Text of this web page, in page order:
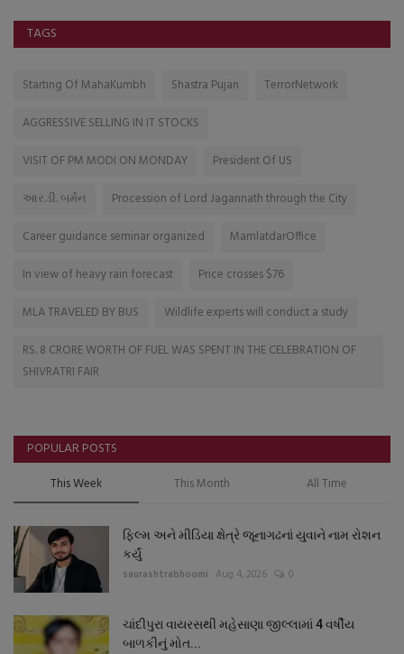
TAGS
Starting Of MahaKumbh Shastra Pujan
TerrorNetwork
AGGRESSIVE SELLING IN IT STOCKS
VISIT OF PM MODI ON MONDAY
President Of US
આર.ડી. બર્મન
Procession of Lord Jagannath through the City
Career guidance seminar organized
MamlatdarOffice
In view of heavy rain forecast
Price crosses $76
MLA TRAVELED BY BUS
Wildlife experts will conduct a study
RS. 8 CRORE WORTH OF FUEL WAS SPENT IN THE CELEBRATION OF
SHIVRATRI FAIR
POPULAR POSTS
This Week This Month All Time
ફિલ્મ અને મીડિયા ક્ષેત્રે જૂનાગઢનાં યુવાને નામ રોશન
કર્યું
saurashtrabhoomi Aug 4, 2026 0
ચાંદીપુરા વાયરસથી મહેસાણા જીલ્લામાં 4 વર્ષીય
બાળકીનું મોત...